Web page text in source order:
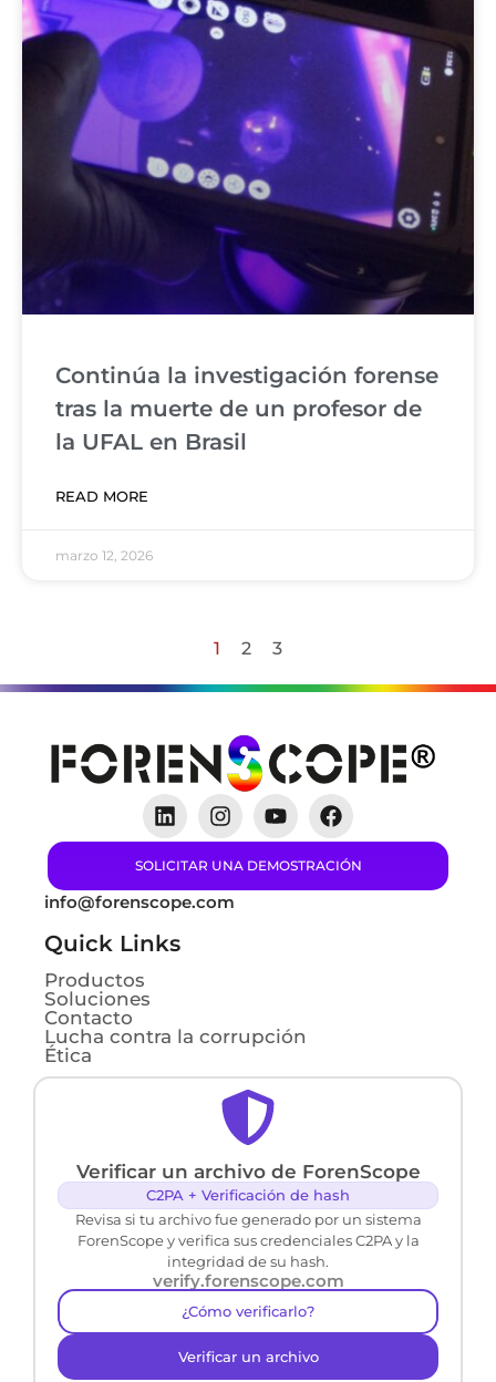
Continúa la investigación forense
tras la muerte de un profesor de
la UFAL en Brasil
READ MORE
marzo 12, 2026
1 2 3
SOLICITAR UNA DEMOSTRACIÓN
info@forenscope.com
Quick Links
Productos
Soluciones
Contacto
Lucha contra la corrupción
Ética
Verificar un archivo de ForenScope
C2PA + Verificación de hash
Revisa si tu archivo fue generado por un sistema
ForenScope y verifica sus credenciales C2PA y la
integridad de su hash.
verify.forenscope.com
¿Cómo verificarlo?
Verificar un archivo